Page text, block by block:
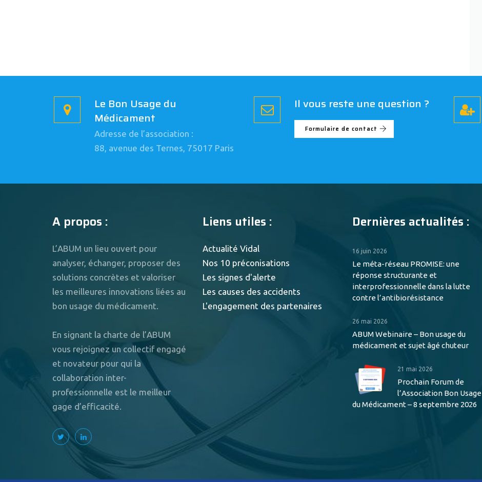
Le Bon Usage du
Médicament
Adresse de l’association :
88, avenue des Ternes, 75017 Paris
Il vous reste une question ?
Formulaire de contact
A propos :
L’ABUM un lieu ouvert pour
analyser, échanger, proposer des
solutions concrètes et valoriser
les meilleures innovations liées au
bon usage du médicament.
En signant la charte de l’ABUM
vous rejoignez un collectif engagé
et novateur pour qui la
collaboration inter-
professionnelle est le meilleur
gage d’efficacité.
Liens utiles :
Actualité Vidal
Nos 10 préconisations
Les signes d'alerte
Les causes des accidents
L'engagement des partenaires
Dernières actualités :
16 juin 2026
Le méta-réseau PROMISE: une
réponse structurante et
interprofessionnelle dans la lutte
contre l’antibiorésistance
26 mai 2026
ABUM Webinaire – Bon usage du
médicament et sujet âgé chuteur
21 mai 2026
Prochain Forum de
l’Association Bon Usage
du Médicament – 8 septembre 2026